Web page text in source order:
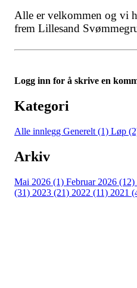
Alle er velkommen og vi
frem Lillesand
Logg inn for å skrive en
Kategori
Alle innlegg Generelt (1) Løp
Arkiv
Mai 2026 (1) Februar 2026 (12)
(31) 2023 (21) 2022 (11) 2021